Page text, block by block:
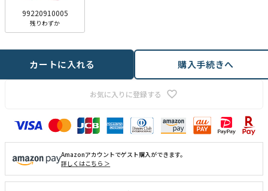
99220910005
残りわずか
お気に入りに登録する
カートに入れる 購入手続きへ
Amazonアカウントでゲスト購入ができます。
詳しくはこちら ＞